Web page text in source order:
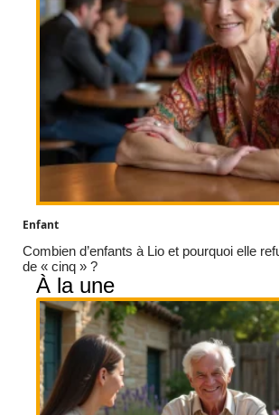
Enfant
Combien d’enfants à Lio et pourquoi elle
de « cinq » ?
À la une